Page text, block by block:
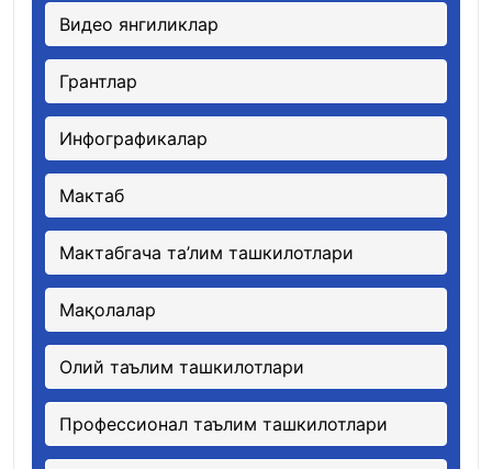
Видео янгиликлар
Грантлар
Инфографикалар
Мактаб
Мактабгача та’лим ташкилотлари
Мақолалар
Олий таълим ташкилотлари
Профессионал таълим ташкилотлари